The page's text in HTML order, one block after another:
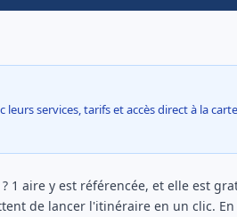
services, tarifs et accès direct à la
1 aire y est référencée, et elle est
de lancer l'itinéraire en un clic.